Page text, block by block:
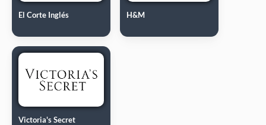
El Corte Inglés H&M
Victoria's Secret